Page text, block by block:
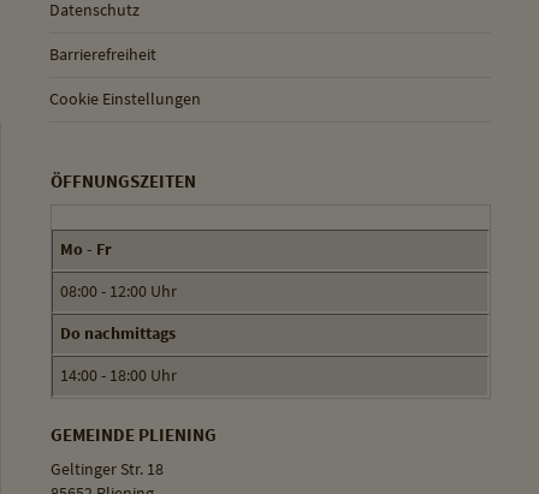
Datenschutz
Barrierefreiheit
Cookie Einstellungen
ÖFFNUNGSZEITEN
Mo - Fr
08:00 - 12:00 Uhr
Do nachmittags
14:00 - 18:00 Uhr
GEMEINDE PLIENING
Geltinger Str. 18